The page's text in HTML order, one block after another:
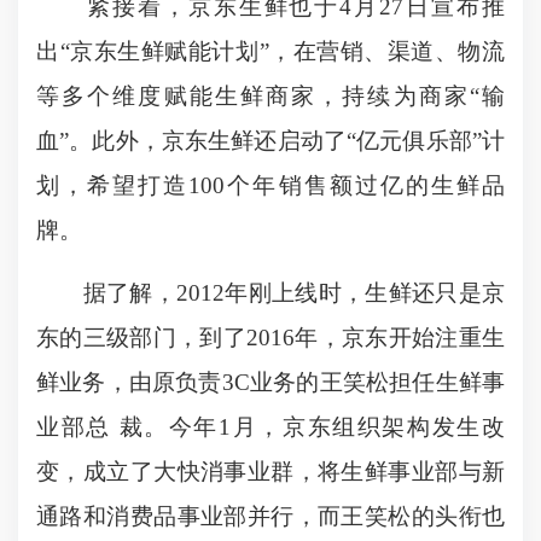
紧接着，京东生鲜也于4月27日宣布推
出“京东生鲜赋能计划”，在营销、渠道、物流
等多个维度赋能生鲜商家，持续为商家“输
血”。此外，京东生鲜还启动了“亿元俱乐部”计
划，希望打造100个年销售额过亿的生鲜品
牌。
据了解，2012年刚上线时，生鲜还只是京
东的三级部门，到了2016年，京东开始注重生
鲜业务，由原负责3C业务的王笑松担任生鲜事
业部总 裁。今年1月，京东组织架构发生改
变，成立了大快消事业群，将生鲜事业部与新
通路和消费品事业部并行，而王笑松的头衔也